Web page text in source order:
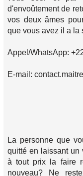
d'envoûtement de
vos deux âmes
que vous avez il a la
Appel/WhatsApp:
E-mail:
La personne que
quitté en laissant un
à tout prix la faire
nouveau? Ne